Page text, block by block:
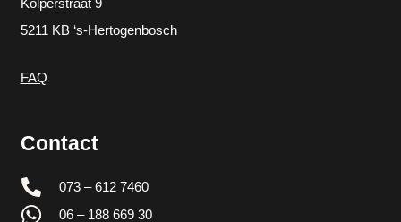
Kolperstraat 9
5211 KB ‘s-Hertogenbosch
FAQ
Contact
073 – 612 7460
06 – 188 669 30